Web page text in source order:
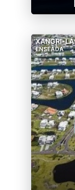
XANGRI-LÁ
ENSEADA